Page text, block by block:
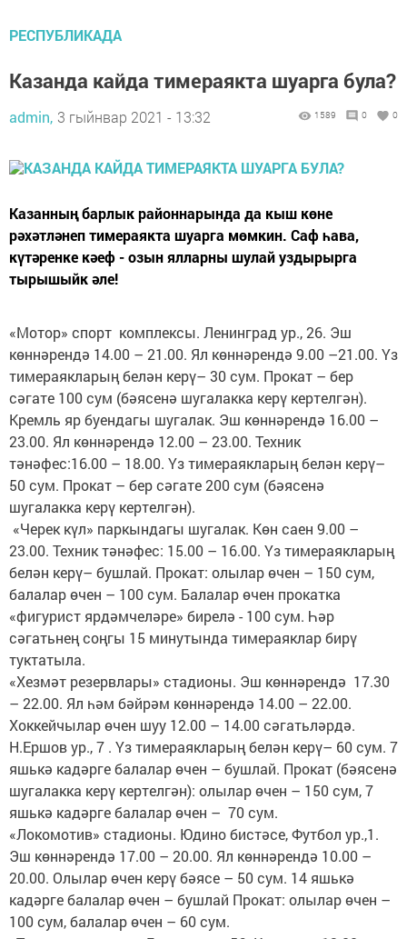
РЕСПУБЛИКАДА
Казанда кайда тимераякта шуарга була?
admin, 3 гыйнвар 2021 - 13:32 1589 0 0
Казанның барлык районнарында да кыш көне
рәхәтләнеп тимераякта шуарга мөмкин. Саф һава,
күтәренке кәеф - озын ялларны шулай уздырырга
тырышыйк әле!
«Мотор» спорт комплексы. Ленинград ур., 26. Эш
көннәрендә 14.00 – 21.00. Ял көннәрендә 9.00 –21.00. Үз
тимераякларың белән керү– 30 сум. Прокат – бер
сәгате 100 сум (бәясенә шугалакка керү кертелгән).
Кремль яр буендагы шугалак. Эш көннәрендә 16.00 –
23.00. Ял көннәрендә 12.00 – 23.00. Техник
тәнәфес:16.00 – 18.00. Үз тимераякларың белән керү–
50 сум. Прокат – бер сәгате 200 сум (бәясенә
шугалакка керү кертелгән).
«Черек күл» паркындагы шугалак. Көн саен 9.00 –
23.00. Техник тәнәфес: 15.00 – 16.00. Үз тимераякларың
белән керү– бушлай. Прокат: олылар өчен – 150 сум,
балалар өчен – 100 сум. Балалар өчен прокатка
«фигурист ярдәмчеләре» бирелә - 100 сум. Һәр
сәгатьнең соңгы 15 минутында тимераяклар бирү
туктатыла.
«Хезмәт резервлары» стадионы. Эш көннәрендә 17.30
– 22.00. Ял һәм бәйрәм көннәрендә 14.00 – 22.00.
Хоккейчылар өчен шуу 12.00 – 14.00 сәгатьләрдә.
Н.Ершов ур., 7 . Үз тимераякларың белән керү– 60 сум. 7
яшькә кадәрге балалар өчен – бушлай. Прокат (бәясенә
шугалакка керү кертелгән): олылар өчен – 150 сум, 7
яшькә кадәрге балалар өчен – 70 сум.
«Локомотив» стадионы. Юдино бистәсе, Футбол ур.,1.
Эш көннәрендә 17.00 – 20.00. Ял көннәрендә 10.00 –
20.00. Олылар өчен керү бәясе – 50 сум. 14 яшькә
кадәрге балалар өчен – бушлай Прокат: олылар өчен –
100 сум, балалар өчен – 60 сум.